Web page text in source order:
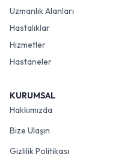
Uzmanlık Alanları
Hastalıklar
Hizmetler
Hastaneler
KURUMSAL
Hakkımızda
Bize Ulaşın
Gizlilik Politikası